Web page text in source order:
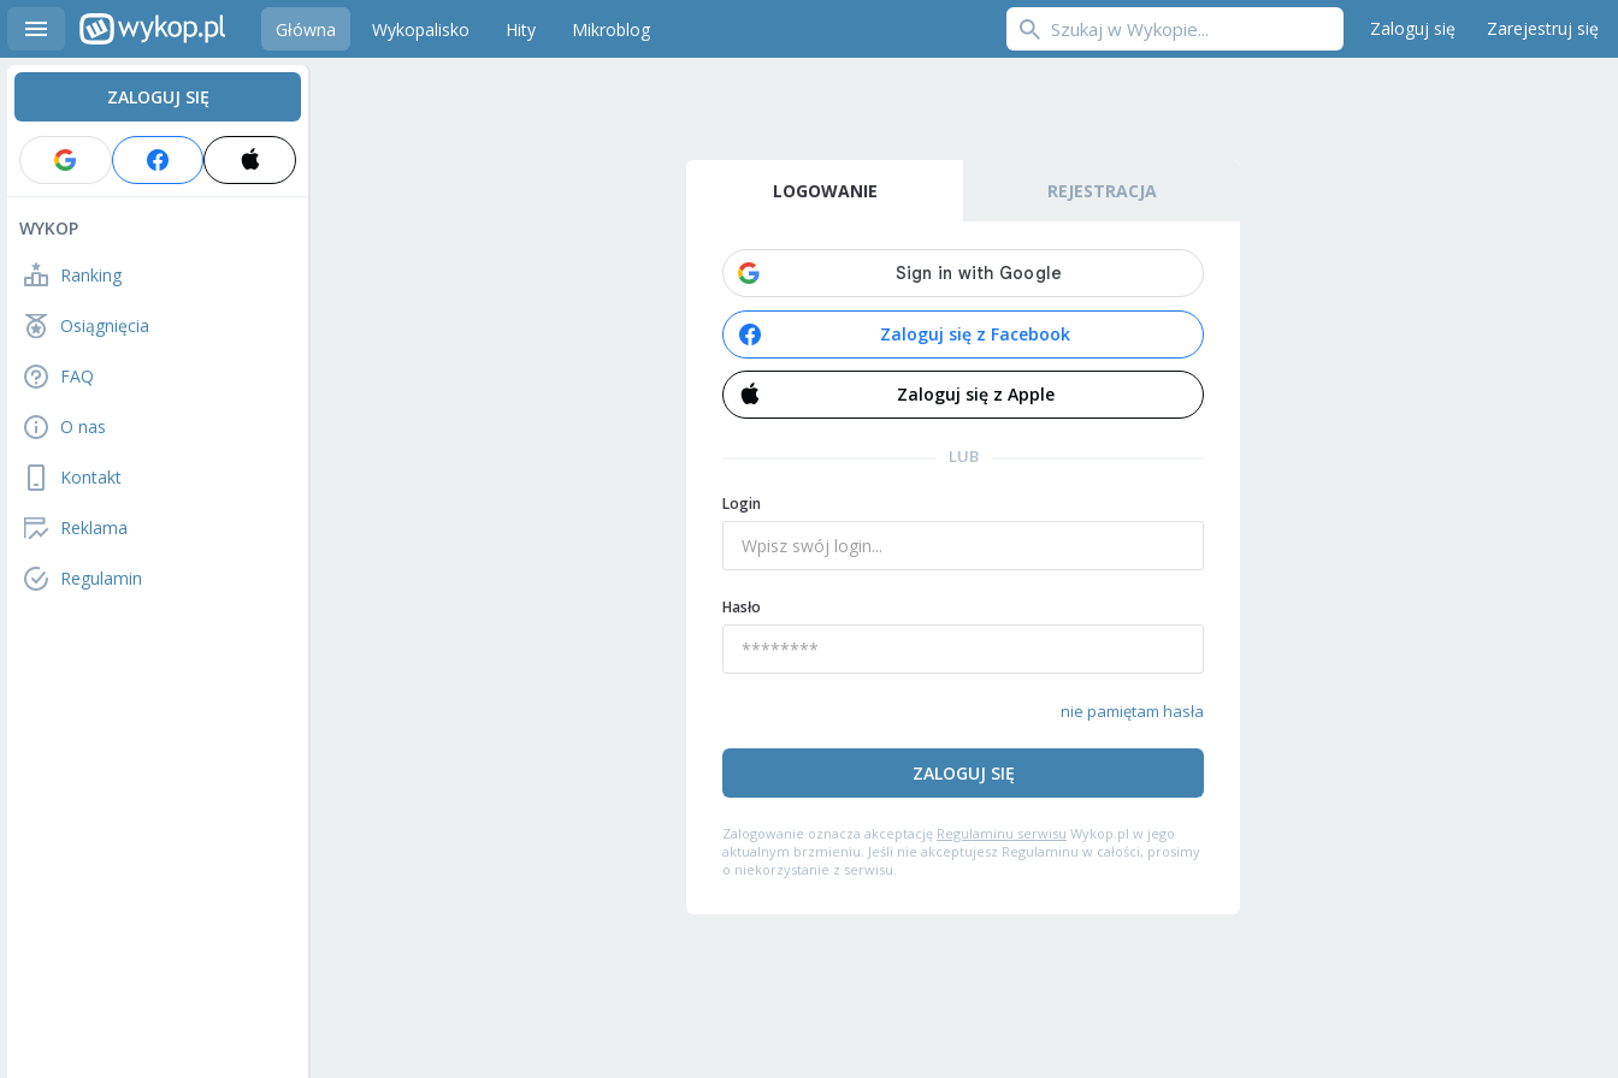
Główna Wykopalisko Hity Mikroblog Zaloguj się Zarejestruj się
ZALOGUJ SIĘ
WYKOP
Ranking
Osiągnięcia
FAQ
O nas
Kontakt
Reklama
Regulamin
LOGOWANIE REJESTRACJA
Zaloguj się z Facebook
Zaloguj się z Apple
LUB
Login
Hasło
nie pamiętam hasła
ZALOGUJ SIĘ
Zalogowanie oznacza akceptację Regulaminu serwisu Wykop.pl w jego
aktualnym brzmieniu. Jeśli nie akceptujesz Regulaminu w całości, prosimy
o niekorzystanie z serwisu.